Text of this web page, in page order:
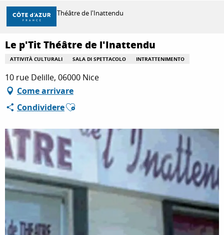
Aller
contenu
principal
SCOPRIRE
PER FARE
SOGGIORNO
Casa Le p'Tit Théâtre de l'Inattendu
Le p'Tit Théâtre de l'Inattendu
ATTIVITÀ CULTURALI SALA DI SPETTACOLO INTRATTENIMENTO
10 rue Delille, 06000 Nice
Come arrivare
CondividereAjouter aux favoris